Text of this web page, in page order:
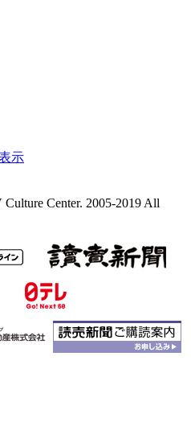
示
Center. 2005-2019 All